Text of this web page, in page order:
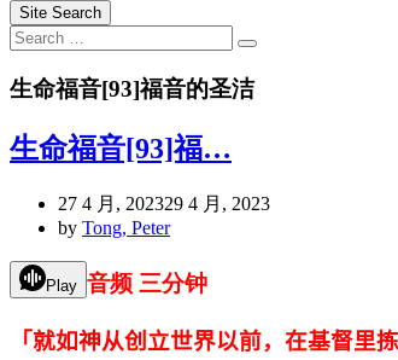
Site Search
Search
for:
Search
生命福音[93]福音的圣洁
生命福音[93]福…
27 4 月, 202329 4 月, 2023
by Tong, Peter
Play 音频 三分钟
「就如神从创立世界以前，在基督里